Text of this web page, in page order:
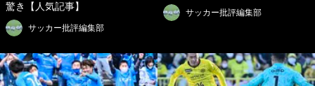
驚き【人気記事】
サッカー批評編集部
サッカー批評編集部